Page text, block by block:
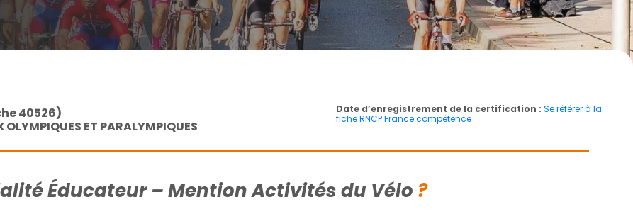
40526)
ET PARALYMPIQUES
Date d’enregistrement de la certification : Se référer à la
fiche RNCP France compétence
Éducateur – Mention Activités du Vélo ?